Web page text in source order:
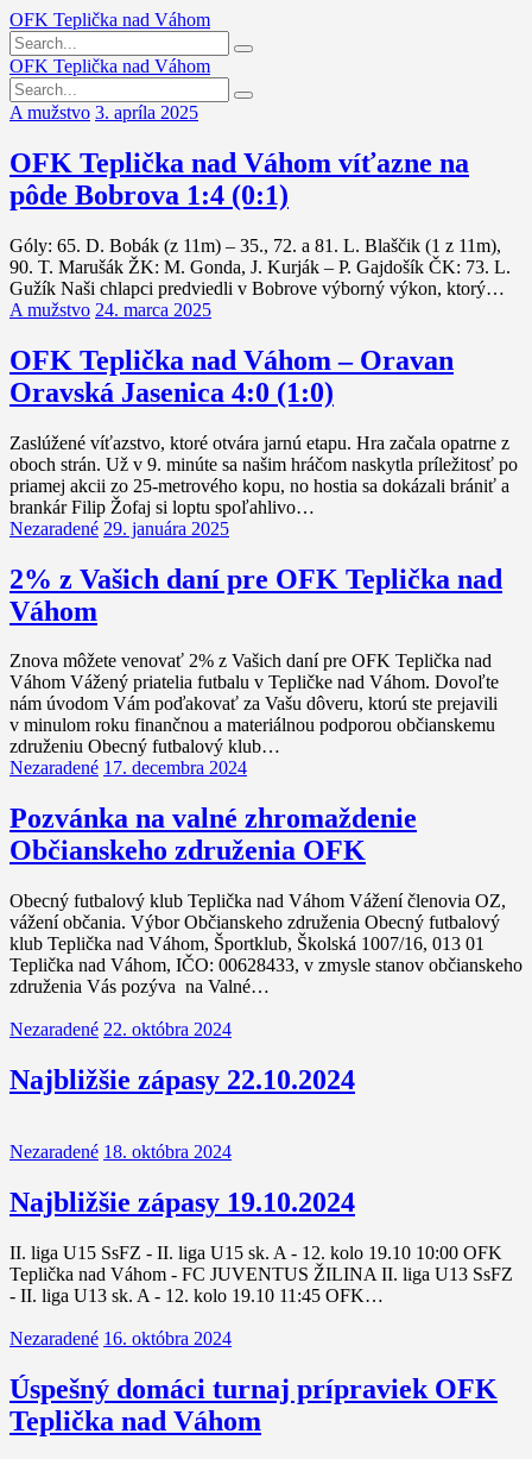
OFK Teplička nad Váhom
OFK Teplička nad Váhom
A mužstvo 3. apríla 2025
OFK Teplička nad Váhom víťazne na
pôde Bobrova 1:4 (0:1)
Góly: 65. D. Bobák (z 11m) – 35., 72. a 81. L. Blaščik (1 z 11m),
90. T. Marušák ŽK: M. Gonda, J. Kurják – P. Gajdošík ČK: 73. L.
Gužík Naši chlapci predviedli v Bobrove výborný výkon, ktorý…
A mužstvo 24. marca 2025
OFK Teplička nad Váhom – Oravan
Oravská Jasenica 4:0 (1:0)
Zaslúžené víťazstvo, ktoré otvára jarnú etapu. Hra začala opatrne z
oboch strán. Už v 9. minúte sa našim hráčom naskytla príležitosť po
priamej akcii zo 25-metrového kopu, no hostia sa dokázali brániť a
brankár Filip Žofaj si loptu spoľahlivo…
Nezaradené 29. januára 2025
2% z Vašich daní pre OFK Teplička nad
Váhom
Znova môžete venovať 2% z Vašich daní pre OFK Teplička nad
Váhom Vážený priatelia futbalu v Tepličke nad Váhom. Dovoľte
nám úvodom Vám poďakovať za Vašu dôveru, ktorú ste prejavili
v minulom roku finančnou a materiálnou podporou občianskemu
združeniu Obecný futbalový klub…
Nezaradené 17. decembra 2024
Pozvánka na valné zhromaždenie
Občianskeho združenia OFK
Obecný futbalový klub Teplička nad Váhom Vážení členovia OZ,
vážení občania. Výbor Občianskeho združenia Obecný futbalový
klub Teplička nad Váhom, Športklub, Školská 1007/16, 013 01
Teplička nad Váhom, IČO: 00628433, v zmysle stanov občianskeho
združenia Vás pozýva na Valné…
Nezaradené 22. októbra 2024
Najbližšie zápasy 22.10.2024
Nezaradené 18. októbra 2024
Najbližšie zápasy 19.10.2024
II. liga U15 SsFZ - II. liga U15 sk. A - 12. kolo 19.10 10:00 OFK
Teplička nad Váhom - FC JUVENTUS ŽILINA II. liga U13 SsFZ
- II. liga U13 sk. A - 12. kolo 19.10 11:45 OFK…
Nezaradené 16. októbra 2024
Úspešný domáci turnaj prípraviek OFK
Teplička nad Váhom